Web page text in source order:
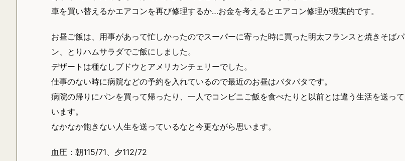
車を買い替えるかエアコンを再び修理するか…お金を考えるとエアコン修理が現実的です。
お昼ご飯は、用事があって忙しかったのでスーパーに寄った時に買った明太フランスと焼きそばパ
ン、とりハムサラダでご飯にしました。
デザートは種なしブドウとアメリカンチェリーでした。
仕事のない時に病院などの予約を入れているので最近のお昼はバタバタです。
病院の帰りにパンを買って帰ったり、一人でコンビニご飯を食べたりと以前とは違う生活を送って
います。
なかなか飽きない人生を送っているなと今更ながら思います。
血圧：朝115/71、夕112/72